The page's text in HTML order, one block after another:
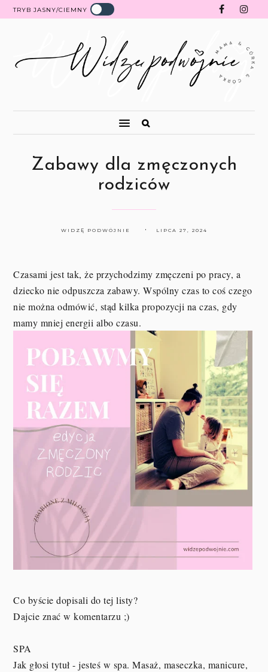
TRYB JASNY/CIEMNY
Zabawy dla zmęczonych
rodziców
WIDZĘ PODWÓJNIE LIPCA 27, 2024
Czasami jest tak, że przychodzimy zmęczeni po pracy, a
dziecko nie odpuszcza zabawy. Wspólny czas to coś czego
nie można odmówić, stąd kilka propozycji na czas, gdy
mamy mniej energii albo czasu.
Co byście dopisali do tej listy?
Dajcie znać w komentarzu ;)
SPA
Jak głosi tytuł - jesteś w spa. Masaż, maseczka, manicure,